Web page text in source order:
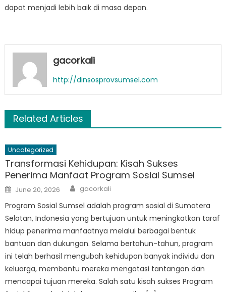
dapat menjadi lebih baik di masa depan.
gacorkali
http://dinsosprovsumsel.com
Related Articles
Uncategorized
Transformasi Kehidupan: Kisah Sukses
Penerima Manfaat Program Sosial Sumsel
Posted
on
June 20, 2026 Author
gacorkali
Program Sosial Sumsel adalah program sosial di Sumatera
Selatan, Indonesia yang bertujuan untuk meningkatkan taraf
hidup penerima manfaatnya melalui berbagai bentuk
bantuan dan dukungan. Selama bertahun-tahun, program
ini telah berhasil mengubah kehidupan banyak individu dan
keluarga, membantu mereka mengatasi tantangan dan
mencapai tujuan mereka. Salah satu kisah sukses Program